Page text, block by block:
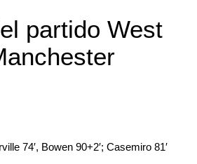
partido West
74′, Bowen 90+2′; Casemiro 81′